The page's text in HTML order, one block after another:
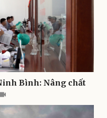
Bình: Nâng chất